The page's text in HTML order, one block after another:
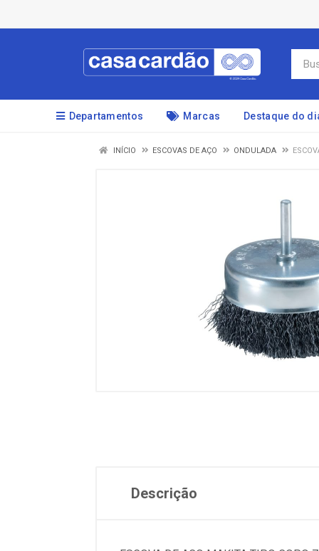
Departamentos Marcas Destaque do
INÍCIO ESCOVAS DE AÇO ONDULADA
Descrição